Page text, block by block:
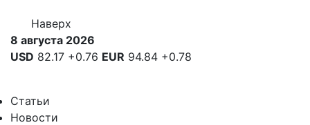
Наверх
8 августа 2026
USD 82.17 +0.76 EUR 94.84 +0.78
Статьи
Новости